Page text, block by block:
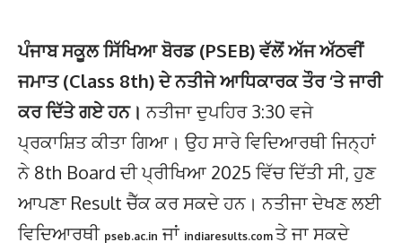
ਪੰਜਾਬ ਸਕੂਲ ਸਿੱਖਿਆ ਬੋਰਡ (PSEB) ਵੱਲੋਂ ਅੱਜ ਅੱਠਵੀਂ
ਜਮਾਤ (Class 8th) ਦੇ ਨਤੀਜੇ ਆਧਿਕਾਰਕ ਤੌਰ ‘ਤੇ ਜਾਰੀ
ਕਰ ਦਿੱਤੇ ਗਏ ਹਨ। ਨਤੀਜਾ ਦੁਪਹਿਰ 3:30 ਵਜੇ
ਪ੍ਰਕਾਸ਼ਿਤ ਕੀਤਾ ਗਿਆ। ਉਹ ਸਾਰੇ ਵਿਦਿਆਰਥੀ ਜਿਨ੍ਹਾਂ
ਨੇ 8th Board ਦੀ ਪ੍ਰੀਖਿਆ 2025 ਵਿੱਚ ਦਿੱਤੀ ਸੀ, ਹੁਣ
ਆਪਣਾ Result ਚੈੱਕ ਕਰ ਸਕਦੇ ਹਨ। ਨਤੀਜਾ ਦੇਖਣ ਲਈ
ਵਿਦਿਆਰਥੀ pseb.ac.in ਜਾਂ indiaresults.com ਤੇ ਜਾ ਸਕਦੇ